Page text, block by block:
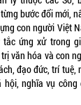
bước đổi mới,
con người Việt
ứng xử trong
văn hóa và con
đạo đức, trí tuệ,
hội, nghĩa vụ